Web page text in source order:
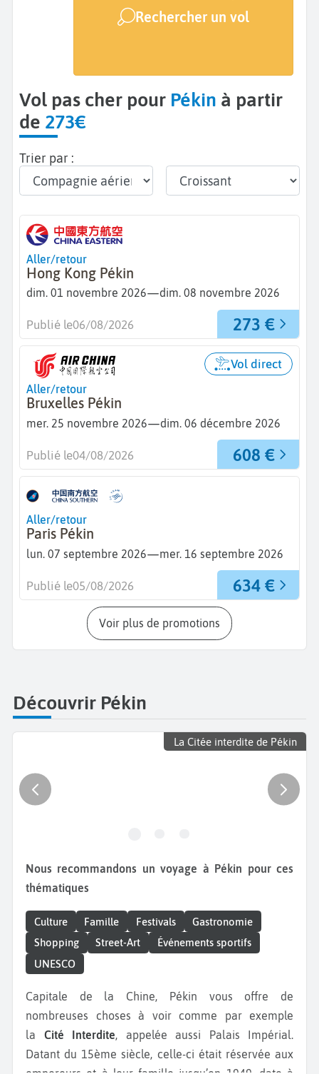
Rechercher un vol
Vol pas cher pour Pékin à partir
de 273€
Trier par :
Aller/retour
Hong Kong Pékin
dim. 01 novembre 2026—dim. 08 novembre 2026
273 €
Publié le06/08/2026
Aller/retour
Bruxelles Pékin
mer. 25 novembre 2026—dim. 06 décembre 2026
Vol direct
608 €
Publié le04/08/2026
Aller/retour
Paris Pékin
lun. 07 septembre 2026—mer. 16 septembre 2026
634 €
Publié le05/08/2026
Voir plus de promotions
Découvrir Pékin
La Citée interdite de Pékin
Nous recommandons un voyage à Pékin pour ces
thématiques
Culture Famille Festivals
Gastronomie
Shopping
Street-Art
Événements sportifs
UNESCO
Capitale de la Chine, Pékin vous offre de
nombreuses choses à voir comme par exemple
la Cité Interdite, appelée aussi Palais Impérial.
Datant du 15ème siècle, celle-ci était réservée aux